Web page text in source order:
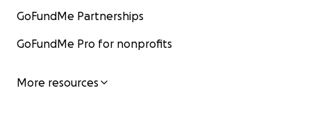
GoFundMe Partnerships
GoFundMe Pro for nonprofits
More resources